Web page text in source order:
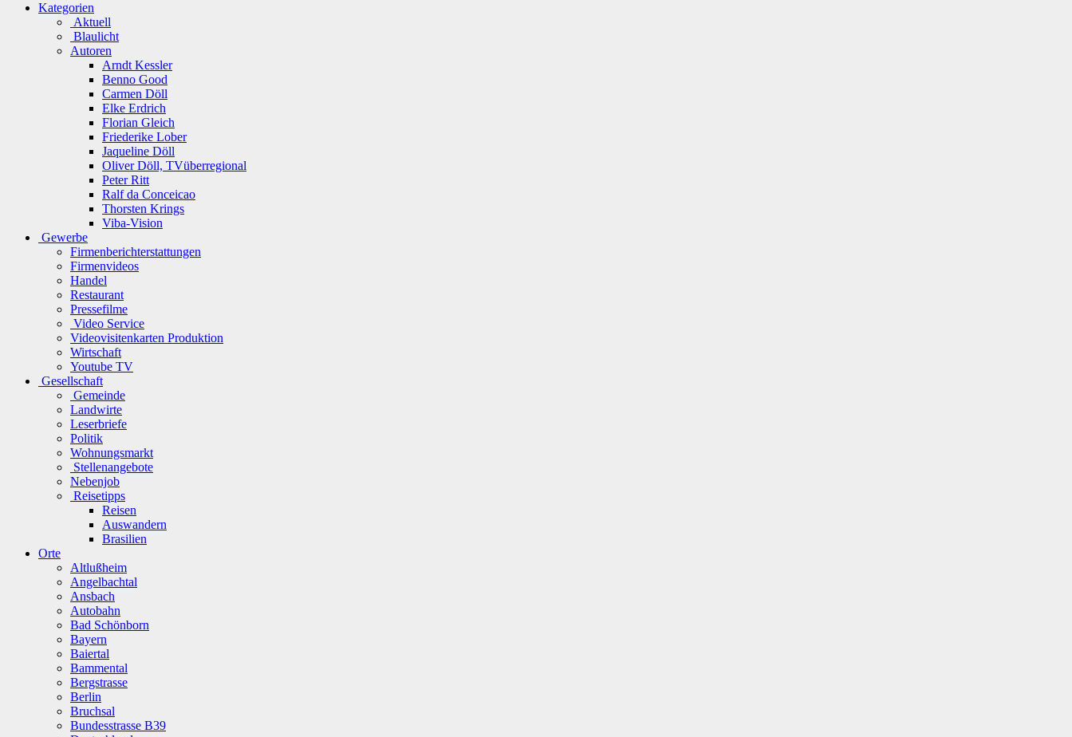
Kategorien
Aktuell
Blaulicht
Autoren
Arndt Kessler
Benno Good
Carmen Döll
Elke Erdrich
Florian Gleich
Friederike Lober
Jaqueline Döll
Oliver Döll, TVüberregional
Peter Ritt
Ralf da Conceicao
Thorsten Krings
Viba-Vision
Gewerbe
Firmenberichterstattungen
Firmenvideos
Handel
Restaurant
Pressefilme
Video Service
Videovisitenkarten Produktion
Wirtschaft
Youtube TV
Gesellschaft
Gemeinde
Landwirte
Leserbriefe
Politik
Wohnungsmarkt
Stellenangebote
Nebenjob
Reisetipps
Reisen
Auswandern
Brasilien
Orte
Altlußheim
Angelbachtal
Ansbach
Autobahn
Bad Schönborn
Bayern
Baiertal
Bammental
Bergstrasse
Berlin
Bruchsal
Bundesstrasse B39